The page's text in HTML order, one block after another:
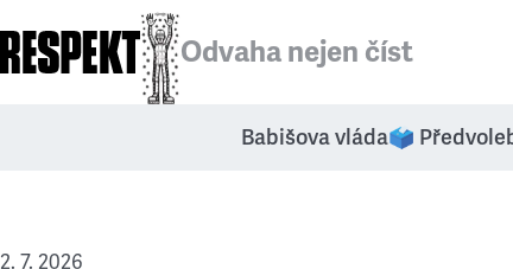
Odvaha nejen číst
Babišova vláda🗳️
2. 7. 2026